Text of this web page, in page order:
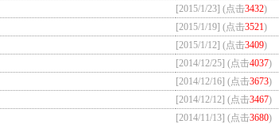
[2015/1/23] (点击3432)
[2015/1/19] (点击3521)
[2015/1/12] (点击3409)
[2014/12/25] (点击4037)
[2014/12/16] (点击3673)
[2014/12/12] (点击3467)
[2014/11/13] (点击3680)